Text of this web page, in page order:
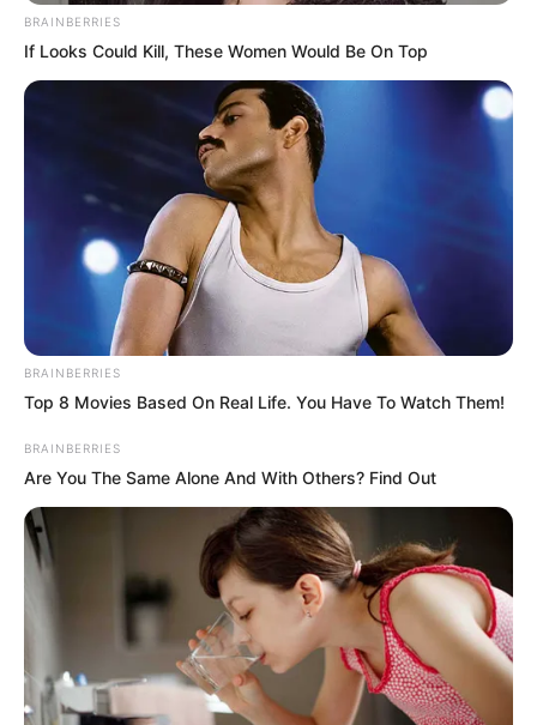
BRAINBERRIES
It Might Be Quentin Tarantino's Last
Movie
BRAINBERRIES
6 Best '90s Action Movies To Watch Today
BRAINBERRIES